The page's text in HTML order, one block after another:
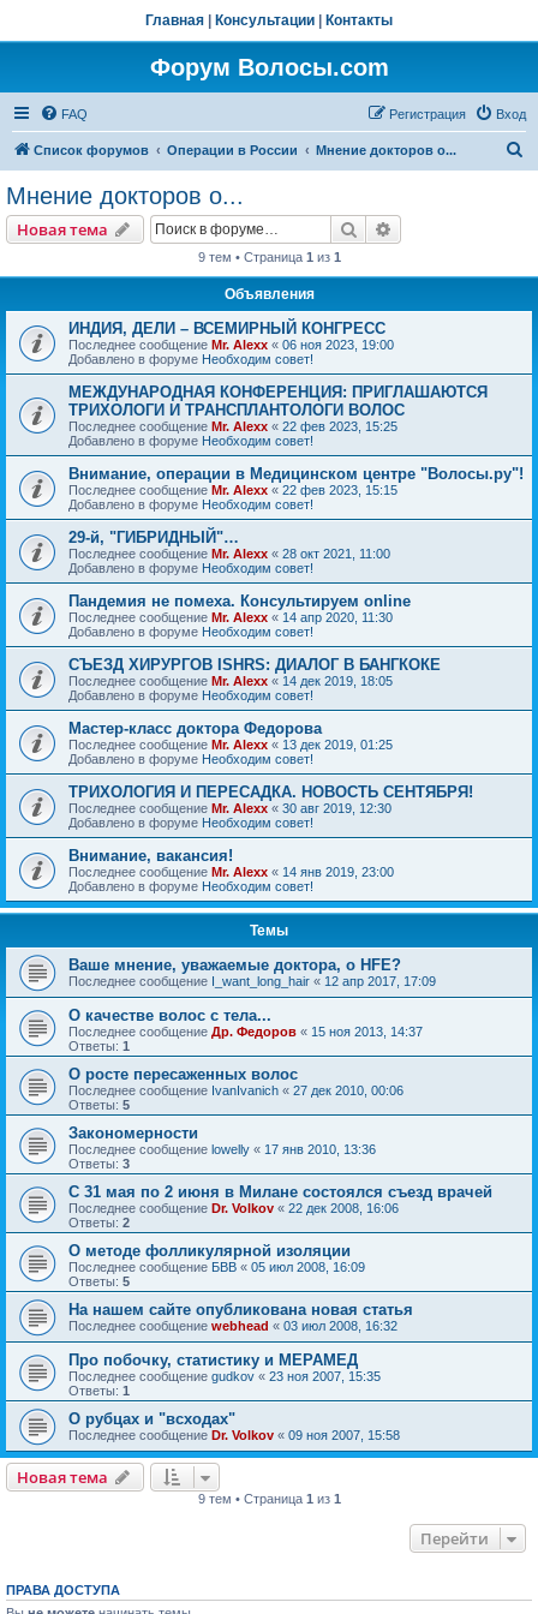
Главная Консультации Контакты
Форум Волосы.com
FAQ Вход
Регистрация
Список форумов Операции в России Мнение докторов о...
Мнение докторов о...
Новая тема Поиск
9 тем • Страница 1 из 1
Объявления
ИНДИЯ, ДЕЛИ – ВСЕМИРНЫЙ КОНГРЕСС
Последнее сообщение Mr. Alexx « 06 ноя 2023, 19:00
Добавлено в форуме Необходим совет!
МЕЖДУНАРОДНАЯ КОНФЕРЕНЦИЯ: ПРИГЛАШАЮТСЯ
ТРИХОЛОГИ И ТРАНСПЛАНТОЛОГИ ВОЛОС
Последнее сообщение Mr. Alexx « 22 фев 2023, 15:25
Добавлено в форуме Необходим совет!
Внимание, операции в Медицинском центре "Волосы.ру"!
Последнее сообщение Mr. Alexx « 22 фев 2023, 15:15
Добавлено в форуме Необходим совет!
29-й, "ГИБРИДНЫЙ"…
Последнее сообщение Mr. Alexx « 28 окт 2021, 11:00
Добавлено в форуме Необходим совет!
Пандемия не помеха. Консультируем online
Последнее сообщение Mr. Alexx « 14 апр 2020, 11:30
Добавлено в форуме Необходим совет!
СЪЕЗД ХИРУРГОВ ISHRS: ДИАЛОГ В БАНГКОКЕ
Последнее сообщение Mr. Alexx « 14 дек 2019, 18:05
Добавлено в форуме Необходим совет!
Мастер-класс доктора Федорова
Последнее сообщение Mr. Alexx « 13 дек 2019, 01:25
Добавлено в форуме Необходим совет!
ТРИХОЛОГИЯ И ПЕРЕСАДКА. НОВОСТЬ СЕНТЯБРЯ!
Последнее сообщение Mr. Alexx « 30 авг 2019, 12:30
Добавлено в форуме Необходим совет!
Внимание, вакансия!
Последнее сообщение Mr. Alexx « 14 янв 2019, 23:00
Добавлено в форуме Необходим совет!
Темы
Ваше мнение, уважаемые доктора, о HFE?
Последнее сообщение I_want_long_hair « 12 апр 2017, 17:09
О качестве волос с тела...
Последнее сообщение Др. Федоров « 15 ноя 2013, 14:37
Ответы: 1
О росте пересаженных волос
Последнее сообщение IvanIvanich « 27 дек 2010, 00:06
Ответы: 5
Закономерности
Последнее сообщение lowelly « 17 янв 2010, 13:36
Ответы: 3
С 31 мая по 2 июня в Милане состоялся съезд врачей
Последнее сообщение Dr. Volkov « 22 дек 2008, 16:06
Ответы: 2
О методе фолликулярной изоляции
Последнее сообщение БВВ « 05 июл 2008, 16:09
Ответы: 5
На нашем сайте опубликована новая статья
Последнее сообщение webhead « 03 июл 2008, 16:32
Про побочку, статистику и МЕРАМЕД
Последнее сообщение gudkov « 23 ноя 2007, 15:35
Ответы: 1
О рубцах и "всходах"
Последнее сообщение Dr. Volkov « 09 ноя 2007, 15:58
Новая тема
9 тем • Страница 1 из 1
Перейти
ПРАВА ДОСТУПА